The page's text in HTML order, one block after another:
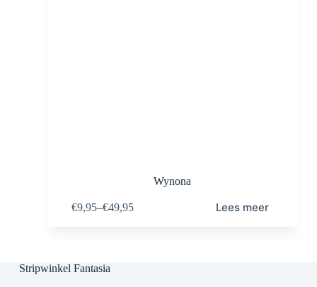
Wynona
€9,95–€49,95 Lees meer
Stripwinkel Fantasia